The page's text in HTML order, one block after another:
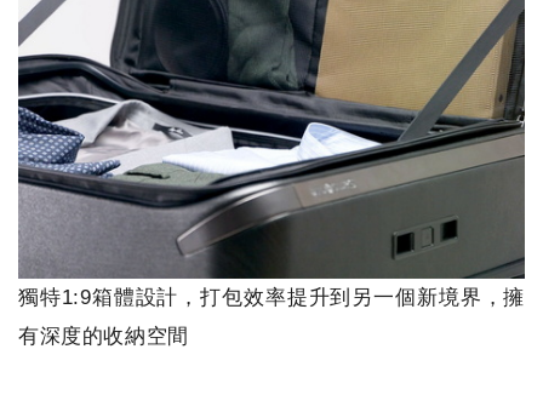
獨特1:9箱體設計，打包效率提升到另一個新境界，擁
有深度的收納空間